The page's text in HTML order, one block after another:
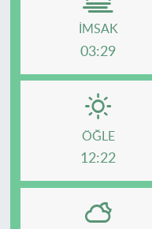
İMSAK
03:29
ÖĞLE
12:22